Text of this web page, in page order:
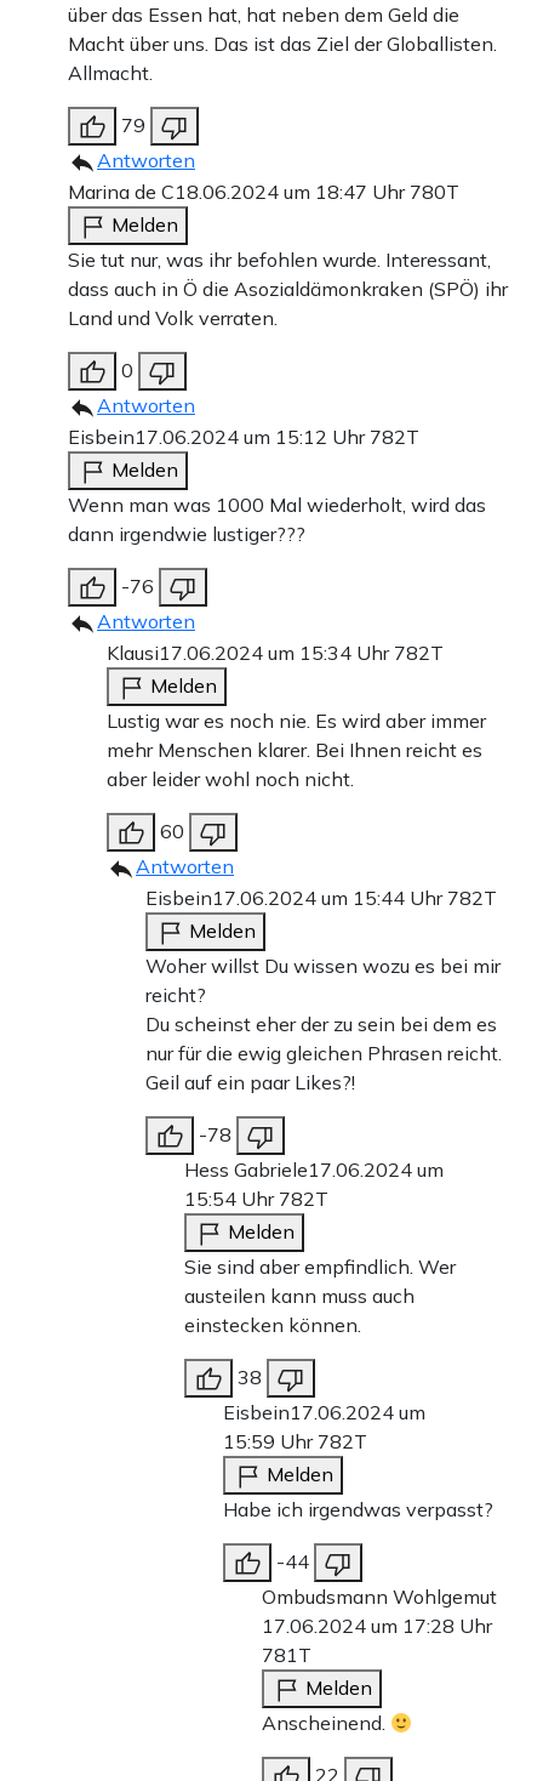
über das Essen hat, hat neben dem Geld die
Macht über uns. Das ist das Ziel der Globallisten.
Allmacht.
79
Antworten
Marina de C18.06.2024 um 18:47 Uhr 780T
Melden
Sie tut nur, was ihr befohlen wurde. Interessant,
dass auch in Ö die Asozialdämonkraken (SPÖ) ihr
Land und Volk verraten.
0
Antworten
Eisbein17.06.2024 um 15:12 Uhr 782T
Melden
Wenn man was 1000 Mal wiederholt, wird das
dann irgendwie lustiger???
-76
Antworten
Klausi17.06.2024 um 15:34 Uhr 782T
Melden
Lustig war es noch nie. Es wird aber immer
mehr Menschen klarer. Bei Ihnen reicht es
aber leider wohl noch nicht.
60
Antworten
Eisbein17.06.2024 um 15:44 Uhr 782T
Melden
Woher willst Du wissen wozu es bei mir
reicht?
Du scheinst eher der zu sein bei dem es
nur für die ewig gleichen Phrasen reicht.
Geil auf ein paar Likes?!
-78
Hess Gabriele17.06.2024 um
15:54 Uhr 782T
Melden
Sie sind aber empfindlich. Wer
austeilen kann muss auch
einstecken können.
38
Eisbein17.06.2024 um
15:59 Uhr 782T
Melden
Habe ich irgendwas verpasst?
-44
Ombudsmann Wohlgemut
17.06.2024 um 17:28 Uhr
781T
Melden
Anscheinend.
22